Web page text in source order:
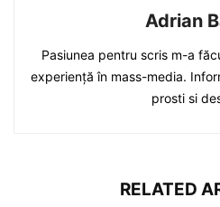
Adrian
Pasiunea pentru scris m-a
experiență în mass-media.
prosti si
RELATED